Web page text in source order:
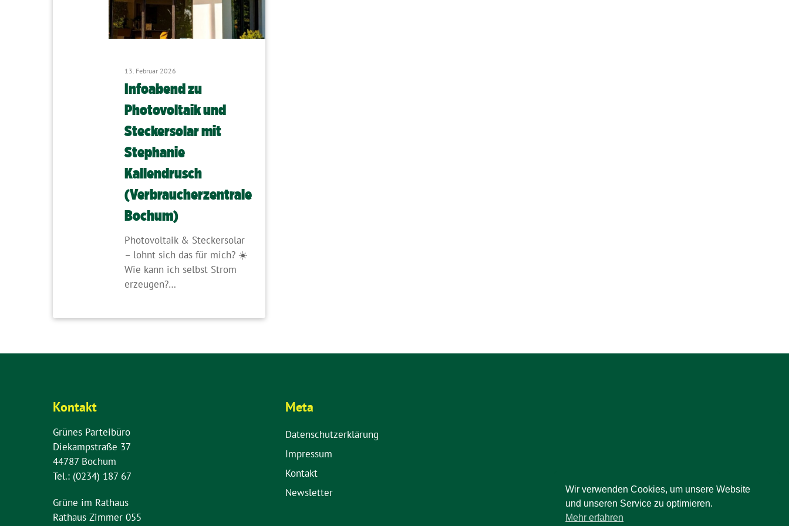
13. Februar 2026
Infoabend zu
Photovoltaik und
Steckersolar mit
Stephanie
Kallendrusch
(Verbraucherzentrale
Bochum)
Photovoltaik & Steckersolar
– lohnt sich das für mich? ☀️
Wie kann ich selbst Strom
erzeugen?…
Kontakt
Grünes Parteibüro
Diekampstraße 37
44787 Bochum
Tel.: (0234) 187 67
Grüne im Rathaus
Rathaus Zimmer 055
Meta
Datenschutzerklärung
Impressum
Kontakt
Newsletter
Wir verwenden Cookies, um unsere Website
und unseren Service zu optimieren.
Mehr erfahren